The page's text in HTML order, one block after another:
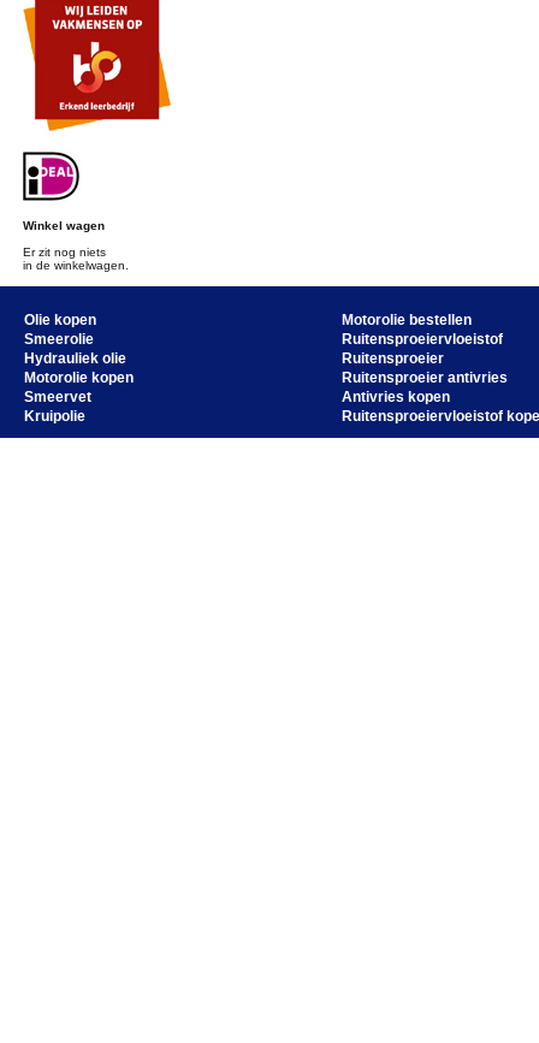
Winkel wagen
Er zit nog niets
in de winkelwagen.
Olie kopen
Smeerolie
Hydrauliek olie
Motorolie kopen
Smeervet
Kruipolie
Motorolie bestellen
Ruitensproeiervloeistof
Ruitensproeier
Ruitensproeier antivries
Antivries kopen
Ruitensproeiervloeistof